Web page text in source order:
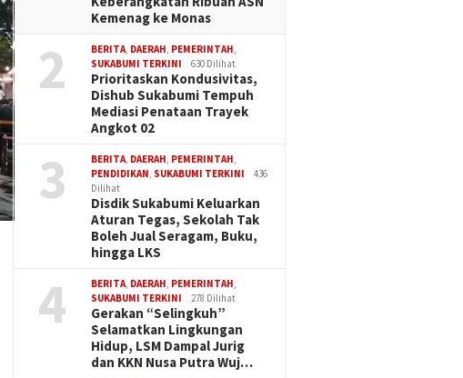
Kemenag ke Monas
2 BERITA, DAERAH, PEMERINTAH,
SUKABUMI TERKINI
630 Dilihat
Prioritaskan Kondusivitas,
Dishub Sukabumi Tempuh
Mediasi Penataan Trayek
Angkot 02
3 BERITA, DAERAH, PEMERINTAH,
PENDIDIKAN, SUKABUMI TERKINI
436
Dilihat
Disdik Sukabumi Keluarkan
Aturan Tegas, Sekolah Tak
Boleh Jual Seragam, Buku,
hingga LKS
4 BERITA, DAERAH, PEMERINTAH,
SUKABUMI TERKINI
278 Dilihat
Gerakan “Selingkuh”
Selamatkan Lingkungan
Hidup, LSM Dampal Jurig
dan KKN Nusa Putra Wuj…